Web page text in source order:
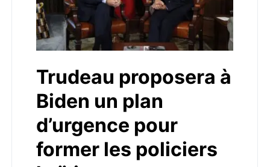
Trudeau proposera à
Biden un plan
d’urgence pour
former les policiers